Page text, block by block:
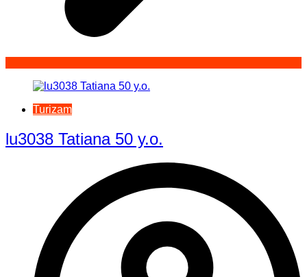
Turizam
lu3038 Tatiana 50 y.o.